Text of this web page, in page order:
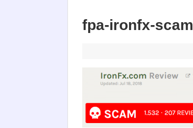
fpa-ironfx-scam